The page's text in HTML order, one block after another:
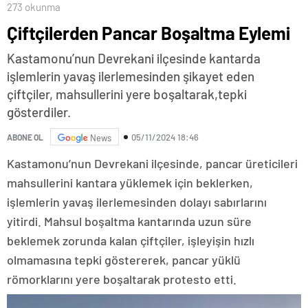
273 okunma
Çiftçilerden Pancar Boşaltma Eylemi
Kastamonu’nun Devrekani ilçesinde kantarda
işlemlerin yavaş ilerlemesinden şikayet eden
çiftçiler, mahsullerini yere boşaltarak,tepki
gösterdiler.
ABONE OL News 05/11/2024 18:46
Kastamonu’nun Devrekani ilçesinde, pancar üreticileri
mahsullerini kantara yüklemek için beklerken,
işlemlerin yavaş ilerlemesinden dolayı sabırlarını
yitirdi. Mahsul boşaltma kantarında uzun süre
beklemek zorunda kalan çiftçiler, işleyişin hızlı
olmamasına tepki göstererek, pancar yüklü
römorklarını yere boşaltarak protesto etti.